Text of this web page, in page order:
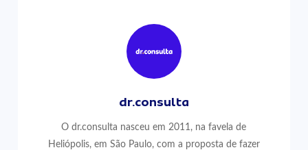
dr.consulta
O dr.consulta nasceu em 2011, na favela de
Heliópolis, em São Paulo, com a proposta de fazer